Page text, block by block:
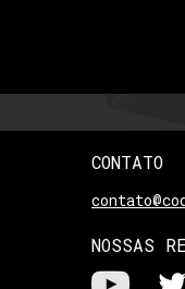
CONTATO
NOSSAS